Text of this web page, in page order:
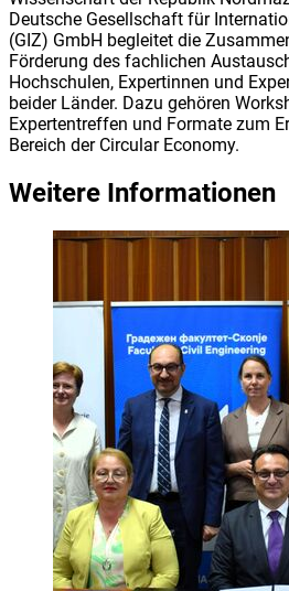
Deutsche Gesellschaft für
(GIZ) GmbH begleitet die
Förderung des fachlichen
Hochschulen, Expertinnen und
beider Länder. Dazu gehören
Expertentreffen und Formate zum
Bereich der Circular Economy.
Weitere Informationen